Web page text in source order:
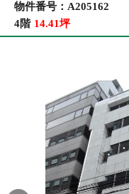
物件番号：A205162
4階 14.41坪